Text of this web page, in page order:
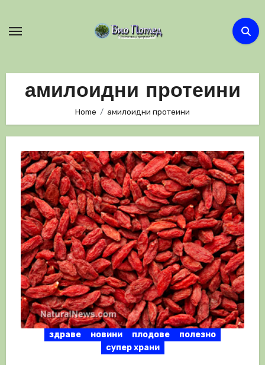
амилоидни протеини
Home амилоидни протеини
здраве новини плодове
полезно
супер храни